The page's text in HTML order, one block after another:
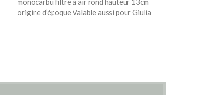
monocarbu filtre à air rond hauteur 13cm
origine d’époque Valable aussi pour Giulia